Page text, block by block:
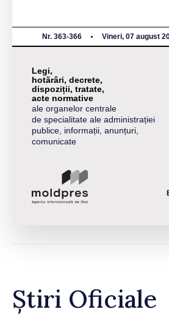
Nr. 363-366 Vineri, 07 august
Legi,
hotărâri, decrete,
dispoziții, tratate,
acte normative
ale organelor centrale
de specialitate ale administrației
publice, informații, anunțuri,
comunicate
Știri Oficiale